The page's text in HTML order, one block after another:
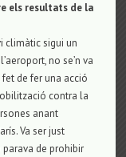
els resultats de la
climàtic sigui un
no se’n va
de fer una acció
contra la
anant
Va ser just
de prohibir